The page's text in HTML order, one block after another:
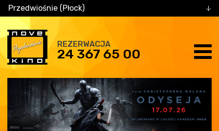
Przedwiośnie (Płock)
REZERWACJA
24 367 65 00